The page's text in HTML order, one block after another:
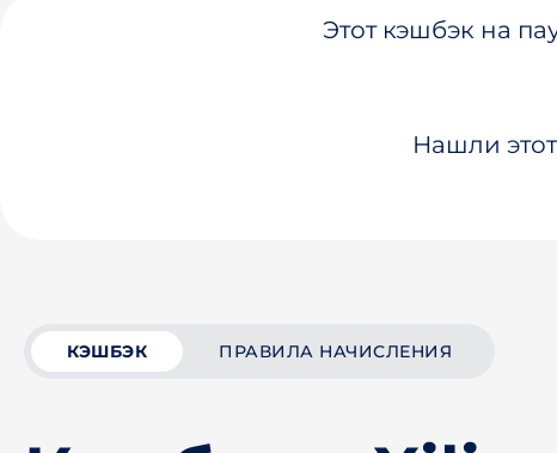
Этот кэшбэк на
Нашли
КЭШБЭК ПРАВИЛА НАЧИСЛЕНИЯ